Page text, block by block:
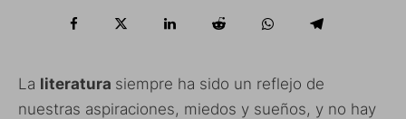
La literatura siempre ha sido un reflejo de
nuestras aspiraciones, miedos y sueños, y no hay